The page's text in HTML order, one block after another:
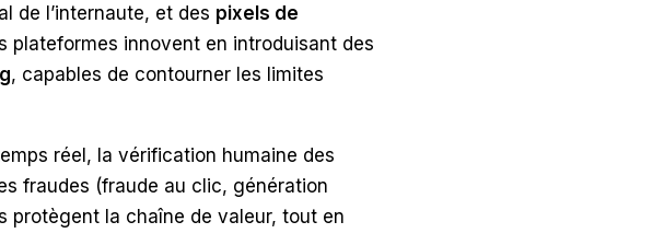
de l’internaute, et des pixels de
plateformes innovent en introduisant des
, capables de contourner les limites
réel, la vérification humaine des
fraudes (fraude au clic, génération
protègent la chaîne de valeur, tout en